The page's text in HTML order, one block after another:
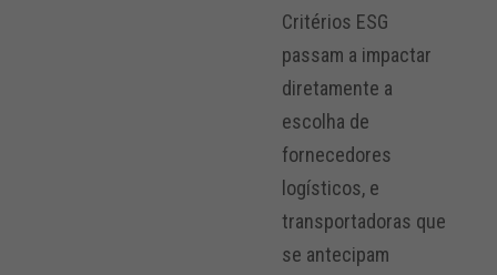
Critérios ESG
passam a impactar
diretamente a
escolha de
fornecedores
logísticos, e
transportadoras que
se antecipam